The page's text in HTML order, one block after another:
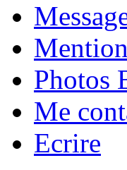
Photos
Me
Ecrire